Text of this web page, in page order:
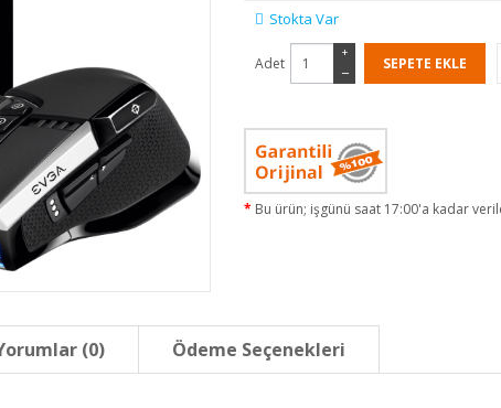
Stokta Var
Adet −
+
Bu ürün; işgünü saat 17:00'a kadar
(0) Ödeme Seçenekleri